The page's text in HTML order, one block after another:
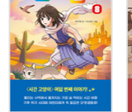
연히 듣게 된 노래 하
있다니 놀랍다. -전가람(김포장기중학교 1학년) 추리소설에 호러
반 스쿱 정도를 짜릿하
교 6학년) 비룡소의 새로운 어린이 추리소설 컬렉션, ‘더 미스터
리’의 첫 번째 책 『행